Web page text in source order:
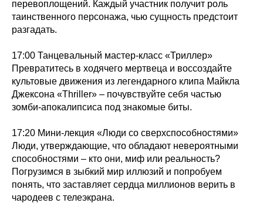
перевоплощений. Каждый участник получит роль
таинственного персонажа, чью сущность предстоит
разгадать.
17:00 Танцевальный мастер-класс «Триллер»
Превратитесь в ходячего мертвеца и воссоздайте
культовые движения из легендарного клипа Майкла
Джексона «Thriller» – почувствуйте себя частью
зомби-апокалипсиса под знакомые биты.
17:20 Мини-лекция «Люди со сверхспособностями»
Люди, утверждающие, что обладают невероятными
способностями – кто они, миф или реальность?
Погрузимся в зыбкий мир иллюзий и попробуем
понять, что заставляет сердца миллионов верить в
чародеев с телеэкрана.